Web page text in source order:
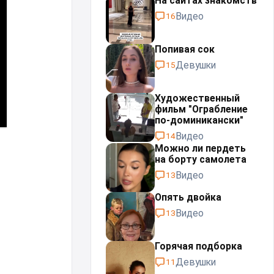
16Видео
Попивая сок
15Девушки
Художественный
фильм "Ограбление
по-доминикански"
14Видео
Можно ли пердеть
на борту самолета
13Видео
Опять двойка
13Видео
Горячая подборка
11Девушки